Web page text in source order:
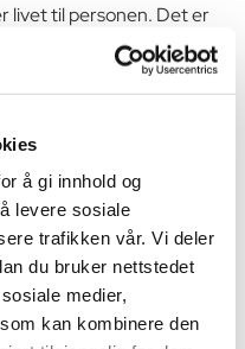
å gi innhold og
levere sosiale
trafikken vår. Vi deler
du bruker nettstedet
medier,
kan kombinere den
livet til personen. Det er
de aller fleste former for
grunn
feires, eller at en
at dette bør klassifiseres
ikke om å ta seg
er det her snakk om å
på en kveld midt i uka,
ikke være alkoholiker